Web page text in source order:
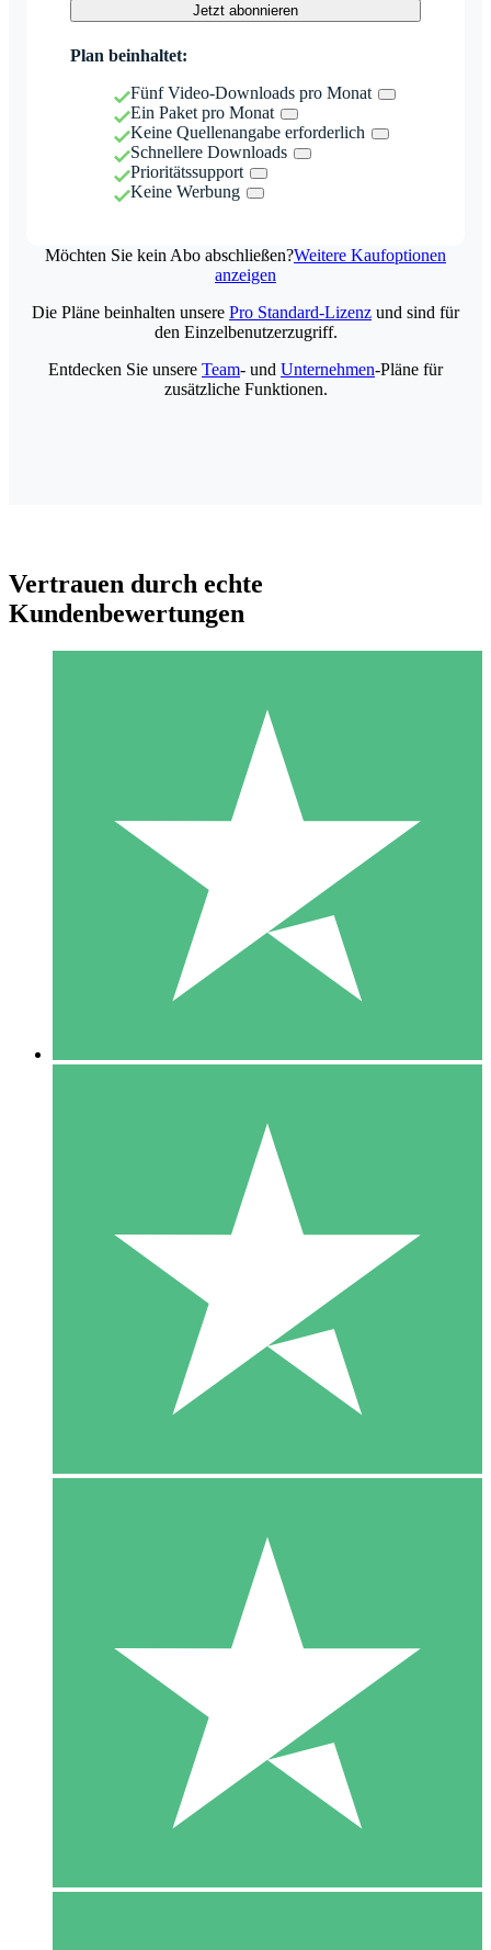
Jetzt abonnieren
Plan beinhaltet:
Fünf Video-Downloads pro Monat
Ein Paket pro Monat
Keine Quellenangabe erforderlich
Schnellere Downloads
Prioritätssupport
Keine Werbung
Möchten Sie kein Abo abschließen?Weitere Kaufoptionen
anzeigen
Individuelle Credit-Pakete
Zahlen Sie nach Bedarf mit Download-Credits. Keine
monatliche Verpflichtung erforderlich.
10 00
10 Downloads
20 00
Die Pläne beinhalten unsere Pro Standard-Lizenz und sind für
den Einzelbenutzerzugriff.
Entdecken Sie unsere Team- und Unternehmen-Pläne für
zusätzliche Funktionen.
Vertrauen durch echte
Kundenbewertungen